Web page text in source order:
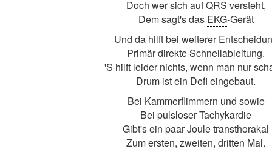
Doch wer sich auf QRS versteht,
Dem sagt's das EKG-Gerät
Und da hilft bei weiterer
Primär direkte Schnellableitung.
'S hilft leider nichts, wenn man nur
Drum ist ein Defi eingebaut.
Bei Kammerflimmern und sowie
Bei pulsloser Tachykardie
Gibt's ein paar Joule transthorakal
Zum ersten, zweiten, dritten Mal.